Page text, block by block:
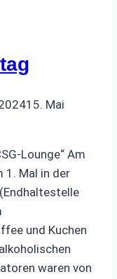
15. Mai
Lounge“ Am
1. Mal in der
und Kuchen
waren von